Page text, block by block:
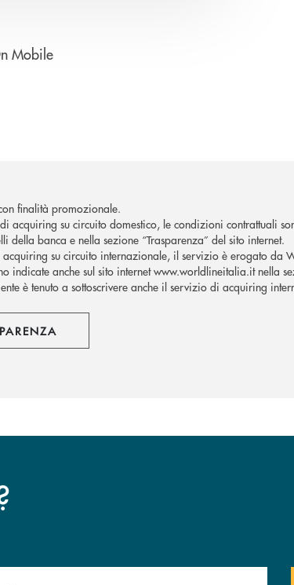
Mobileapre una nuova finestra
finalità promozionale.
acquiring su circuito domestico, le condizioni contrattuali
della banca e nella sezione “Trasparenza” del sito internet.
su circuito internazionale, il servizio è erogato da
indicate anche sul sito internet www.worldlineitalia.it nella
è tenuto a sottoscrivere anche il servizio di acquiring